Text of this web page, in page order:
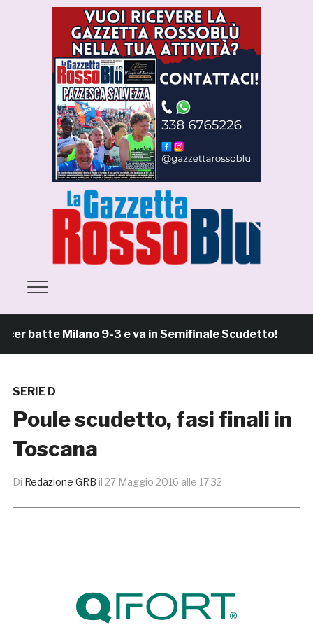
batte Milano 9-3 e va in Semifinale Scudetto!
SERIE D
Poule scudetto, fasi finali in
Toscana
Di Redazione GRB il 27 Maggio 2016 alle 17:32